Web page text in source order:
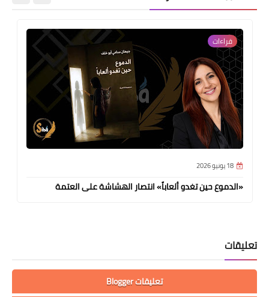
قراءات
18 يونيو 2026
«الدموع حين تغدو ألعاباً» انتصار الهشاشة على العتمة
تعليقات
تعليقات Blogger